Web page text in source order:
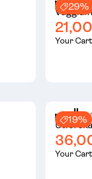
29%
Your Cart
19%
Your Cart